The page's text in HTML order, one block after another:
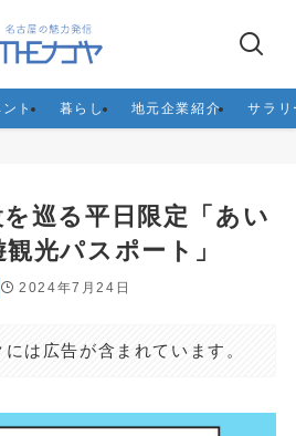
ント 暮らし 地元企業紹介 サラリ
巡る平日限定「あい
光パスポート」
2024年7月24日
は広告が含まれています。